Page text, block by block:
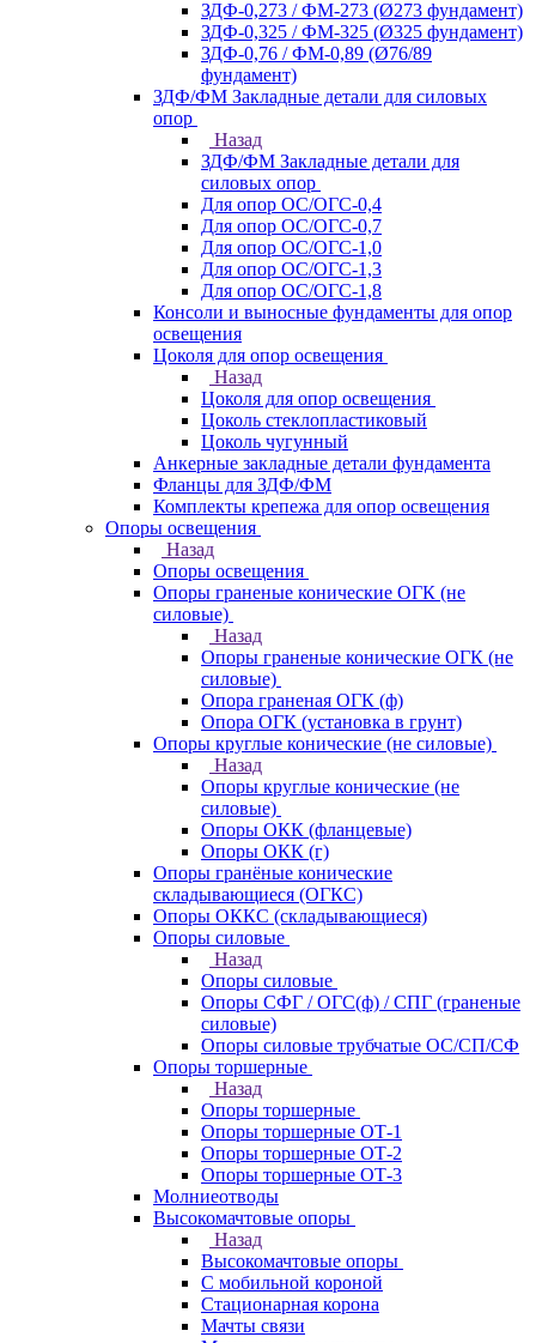
ЗДФ-0,273 / ФМ-273 (Ø273 фундамент)
ЗДФ-0,325 / ФМ-325 (Ø325 фундамент)
ЗДФ-0,76 / ФМ-0,89 (Ø76/89
фундамент)
ЗДФ/ФМ Закладные детали для силовых
опор
Назад
ЗДФ/ФМ Закладные детали для
силовых опор
Для опор ОС/ОГС-0,4
Для опор ОС/ОГС-0,7
Для опор ОС/ОГС-1,0
Для опор ОС/ОГС-1,3
Для опор ОС/ОГС-1,8
Консоли и выносные фундаменты для опор
освещения
Цоколя для опор освещения
Назад
Цоколя для опор освещения
Цоколь стеклопластиковый
Цоколь чугунный
Анкерные закладные детали фундамента
Фланцы для ЗДФ/ФМ
Комплекты крепежа для опор освещения
Опоры освещения
Назад
Опоры освещения
Опоры граненые конические ОГК (не
силовые)
Назад
Опоры граненые конические ОГК (не
силовые)
Опора граненая ОГК (ф)
Опора ОГК (установка в грунт)
Опоры круглые конические (не силовые)
Назад
Опоры круглые конические (не
силовые)
Опоры ОКК (фланцевые)
Опоры ОКК (г)
Опоры гранёные конические
складывающиеся (ОГКС)
Опоры ОККС (складывающиеся)
Опоры силовые
Назад
Опоры силовые
Опоры СФГ / ОГС(ф) / СПГ (граненые
силовые)
Опоры силовые трубчатые ОС/СП/СФ
Опоры торшерные
Назад
Опоры торшерные
Опоры торшерные ОТ-1
Опоры торшерные ОТ-2
Опоры торшерные ОТ-3
Молниеотводы
Высокомачтовые опоры
Назад
Высокомачтовые опоры
С мобильной короной
Стационарная корона
Мачты связи